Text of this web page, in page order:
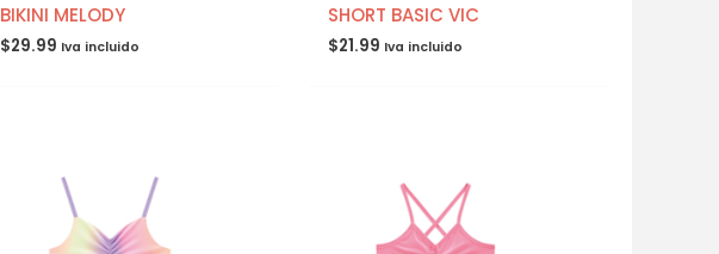
BIKINI MELODY
$29.99 Iva incluido
SHORT BASIC VIC
$21.99 Iva incluido